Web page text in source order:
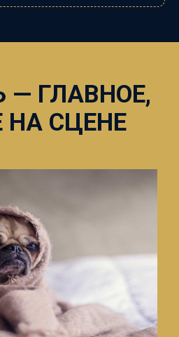
— ГЛАВНОЕ,
НА СЦЕНЕ